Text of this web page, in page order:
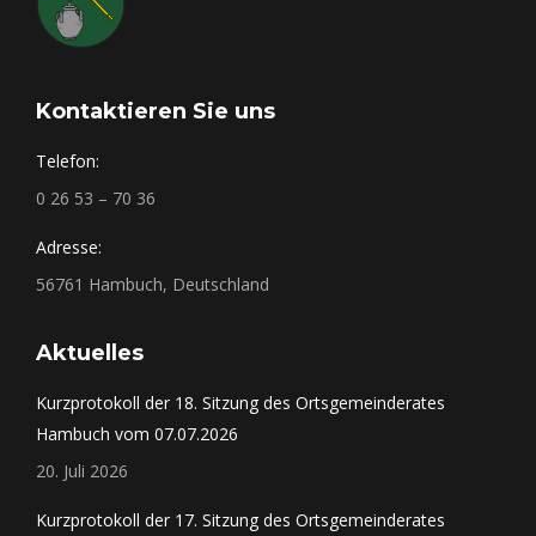
Kontaktieren Sie uns
Telefon:
0 26 53 – 70 36
Adresse:
56761 Hambuch, Deutschland
Aktuelles
Kurzprotokoll der 18. Sitzung des Ortsgemeinderates
Hambuch vom 07.07.2026
20. Juli 2026
Kurzprotokoll der 17. Sitzung des Ortsgemeinderates